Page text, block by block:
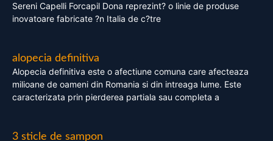
Sereni Capelli Forcapil Dona reprezint? o linie de produse
inovatoare fabricate ?n Italia de c?tre
alopecia definitiva
Alopecia definitiva este o afectiune comuna care afecteaza
milioane de oameni din Romania si din intreaga lume. Este
caracterizata prin pierderea partiala sau completa a
3 sticle de sampon